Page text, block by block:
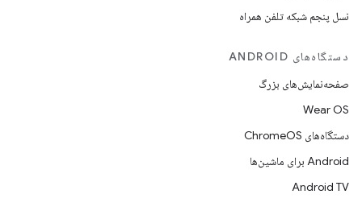
نسل پنجم شبکه تلفن همراه
دستگاه‌های ANDROID
صفحه‌نمایش‌های بزرگ
Wear OS
دستگاه‌های ChromeOS
Android برای ماشین‌ها
Android TV